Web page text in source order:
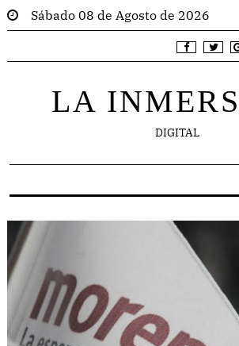
Sábado 08 de Agosto de 2026
LA
DIGITAL